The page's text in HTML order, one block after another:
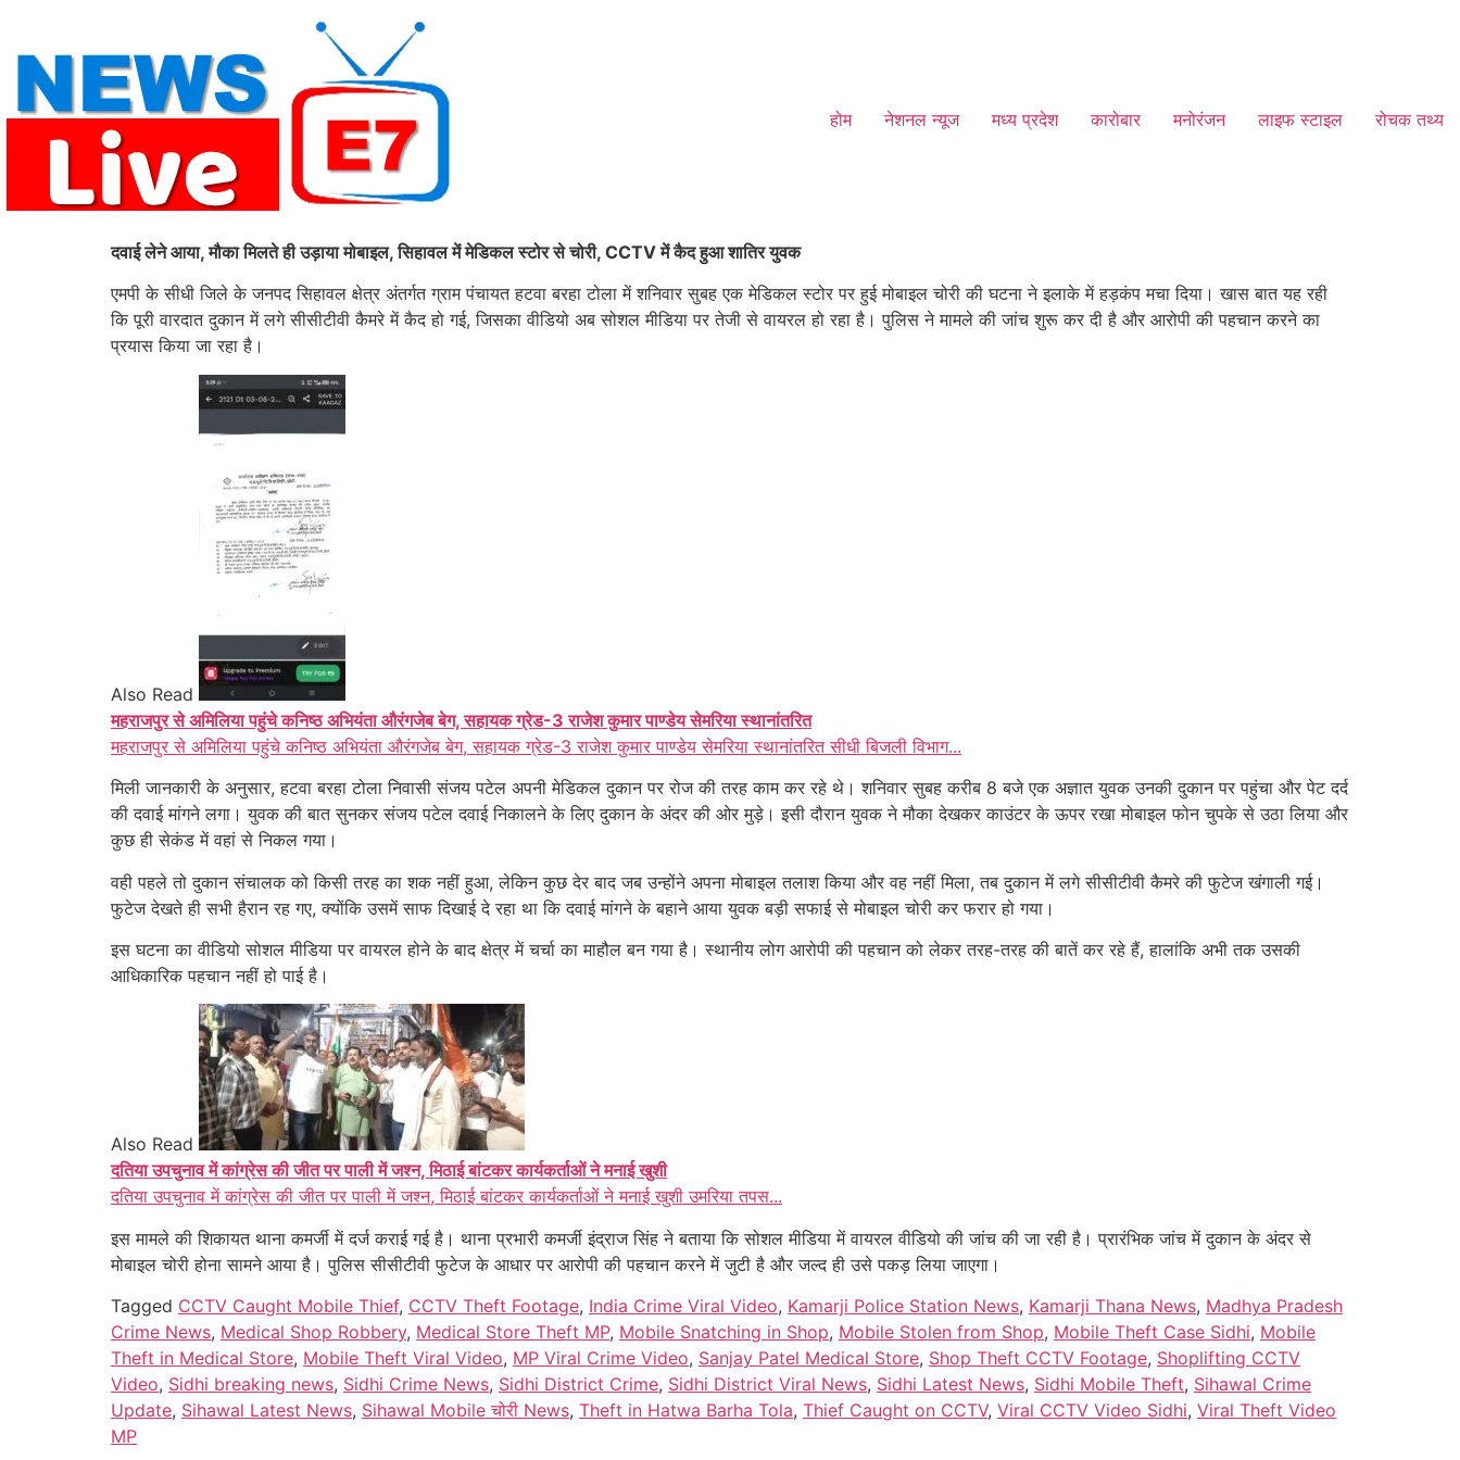
content
होम नेशनल न्यूज मध्य प्रदेश कारोबार मनोरंजन लाइफ स्टाइल रोचक तथ्य
दवाई लेने आया, मौका मिलते ही उड़ाया मोबाइल, सिहावल में मेडिकल स्टोर से चोरी, CCTV में कैद हुआ शातिर युवक
एमपी के सीधी जिले के जनपद सिहावल क्षेत्र अंतर्गत ग्राम पंचायत हटवा बरहा टोला में शनिवार सुबह एक मेडिकल स्टोर पर हुई मोबाइल चोरी की घटना ने इलाके में हड़कंप मचा दिया। खास बात यह रही
कि पूरी वारदात दुकान में लगे सीसीटीवी कैमरे में कैद हो गई, जिसका वीडियो अब सोशल मीडिया पर तेजी से वायरल हो रहा है। पुलिस ने मामले की जांच शुरू कर दी है और आरोपी की पहचान करने का
प्रयास किया जा रहा है।
Also Read
महराजपुर से अमिलिया पहुंचे कनिष्ठ अभियंता औरंगजेब बेग, सहायक ग्रेड-3 राजेश कुमार पाण्डेय सेमरिया स्थानांतरित
महराजपुर से अमिलिया पहुंचे कनिष्ठ अभियंता औरंगजेब बेग, सहायक ग्रेड-3 राजेश कुमार पाण्डेय सेमरिया स्थानांतरित सीधी बिजली विभाग...
मिली जानकारी के अनुसार, हटवा बरहा टोला निवासी संजय पटेल अपनी मेडिकल दुकान पर रोज की तरह काम कर रहे थे। शनिवार सुबह करीब 8 बजे एक अज्ञात युवक उनकी दुकान पर पहुंचा और पेट दर्द
की दवाई मांगने लगा। युवक की बात सुनकर संजय पटेल दवाई निकालने के लिए दुकान के अंदर की ओर मुड़े। इसी दौरान युवक ने मौका देखकर काउंटर के ऊपर रखा मोबाइल फोन चुपके से उठा लिया और
कुछ ही सेकंड में वहां से निकल गया।
वही पहले तो दुकान संचालक को किसी तरह का शक नहीं हुआ, लेकिन कुछ देर बाद जब उन्होंने अपना मोबाइल तलाश किया और वह नहीं मिला, तब दुकान में लगे सीसीटीवी कैमरे की फुटेज खंगाली गई।
फुटेज देखते ही सभी हैरान रह गए, क्योंकि उसमें साफ दिखाई दे रहा था कि दवाई मांगने के बहाने आया युवक बड़ी सफाई से मोबाइल चोरी कर फरार हो गया।
इस घटना का वीडियो सोशल मीडिया पर वायरल होने के बाद क्षेत्र में चर्चा का माहौल बन गया है। स्थानीय लोग आरोपी की पहचान को लेकर तरह-तरह की बातें कर रहे हैं, हालांकि अभी तक उसकी
आधिकारिक पहचान नहीं हो पाई है।
Also Read
दतिया उपचुनाव में कांग्रेस की जीत पर पाली में जश्न, मिठाई बांटकर कार्यकर्ताओं ने मनाई खुशी
दतिया उपचुनाव में कांग्रेस की जीत पर पाली में जश्न, मिठाई बांटकर कार्यकर्ताओं ने मनाई खुशी उमरिया तपस...
इस मामले की शिकायत थाना कमर्जी में दर्ज कराई गई है। थाना प्रभारी कमर्जी इंद्राज सिंह ने बताया कि सोशल मीडिया में वायरल वीडियो की जांच की जा रही है। प्रारंभिक जांच में दुकान के अंदर से
मोबाइल चोरी होना सामने आया है। पुलिस सीसीटीवी फुटेज के आधार पर आरोपी की पहचान करने में जुटी है और जल्द ही उसे पकड़ लिया जाएगा।
Tagged CCTV Caught Mobile Thief, CCTV Theft Footage, India Crime Viral Video, Kamarji Police Station News, Kamarji Thana News, Madhya Pradesh
Crime News, Medical Shop Robbery, Medical Store Theft MP, Mobile Snatching in Shop, Mobile Stolen from Shop, Mobile Theft Case Sidhi, Mobile
Theft in Medical Store, Mobile Theft Viral Video, MP Viral Crime Video, Sanjay Patel Medical Store, Shop Theft CCTV Footage, Shoplifting CCTV
Video, Sidhi breaking news, Sidhi Crime News, Sidhi District Crime, Sidhi District Viral News, Sidhi Latest News, Sidhi Mobile Theft, Sihawal Crime
Update, Sihawal Latest News, Sihawal Mobile चोरी News, Theft in Hatwa Barha Tola, Thief Caught on CCTV, Viral CCTV Video Sidhi, Viral Theft Video
MP